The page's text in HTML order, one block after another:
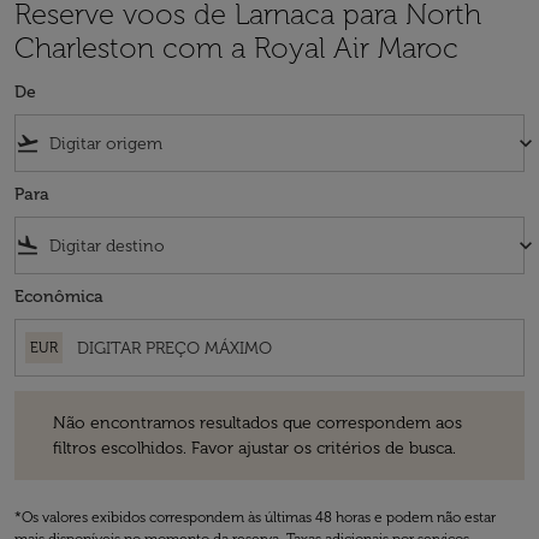
Reserve voos de Larnaca para North
Charleston com a Royal Air Maroc
De
flight_takeoff keyboard_arrow_down
Para
flight_land keyboard_arrow_down
Econômica
EUR
Não encontramos resultados que correspondem aos
filtros escolhidos. Favor ajustar os critérios de busca.
*Os valores exibidos correspondem às últimas 48 horas e podem não estar